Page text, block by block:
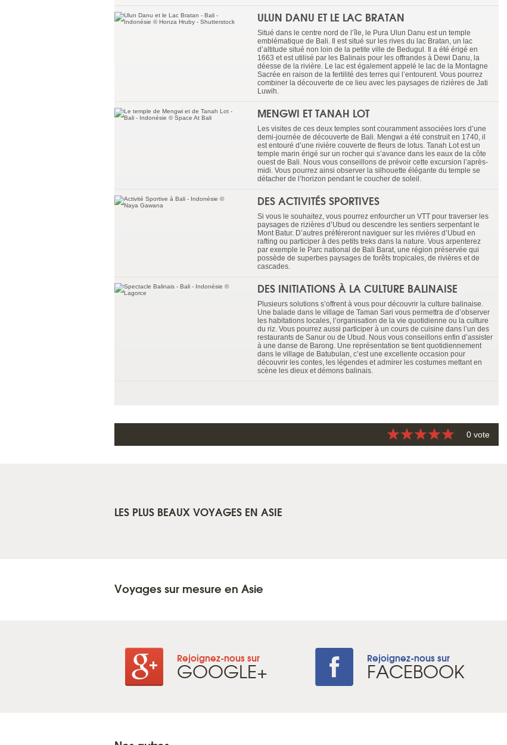
ULUN DANU ET LE LAC BRATAN
Situé dans le centre nord de l’île, le Pura Ulun Danu est un temple
emblématique de Bali. Il est situé sur les rives du lac Bratan, un lac
d’altitude situé non loin de la petite ville de Bedugul. Il a été érigé en
1663 et est utilisé par les Balinais pour les offrandes à Dewi Danu, la
déesse de la rivière. Le lac est également appelé le lac de la Montagne
Sacrée en raison de la fertilité des terres qui l’entourent. Vous pourrez
combiner la découverte de ce lieu avec les paysages de rizières de Jati
Luwih.
MENGWI ET TANAH LOT
Les visites de ces deux temples sont couramment associées lors d’une
demi-journée de découverte de Bali. Mengwi a été construit en 1740, il
est entouré d’une rivière couverte de fleurs de lotus. Tanah Lot est un
temple marin érigé sur un rocher qui s’avance dans les eaux de la côte
ouest de Bali. Nous vous conseillons de prévoir cette excursion l’après-
midi. Vous pourrez ainsi observer la silhouette élégante du temple se
détacher de l’horizon pendant le coucher de soleil.
DES ACTIVITÉS SPORTIVES
Si vous le souhaitez, vous pourrez enfourcher un VTT pour traverser les
paysages de rizières d’Ubud ou descendre les sentiers serpentant le
Mont Batur. D’autres préféreront naviguer sur les rivières d’Ubud en
rafting ou participer à des petits treks dans la nature. Vous arpenterez
par exemple le Parc national de Bali Barat, une région préservée qui
possède de superbes paysages de forêts tropicales, de rivières et de
cascades.
DES INITIATIONS À LA CULTURE BALINAISE
Plusieurs solutions s’offrent à vous pour découvrir la culture balinaise.
Une balade dans le village de Taman Sari vous permettra de d’observer
les habitations locales, l’organisation de la vie quotidienne ou la culture
du riz. Vous pourrez aussi participer à un cours de cuisine dans l’un des
restaurants de Sanur ou de Ubud. Nous vous conseillons enfin d’assister
à une danse de Barong. Une représentation se tient quotidiennement
dans le village de Batubulan, c’est une excellente occasion pour
découvrir les contes, les légendes et admirer les costumes mettant en
scène les dieux et démons balinais.
0 vote
LES PLUS BEAUX VOYAGES EN ASIE
Voyages sur mesure en Asie
Rejoignez-nous sur
GOOGLE+ Rejoignez-nous sur
FACEBOOK